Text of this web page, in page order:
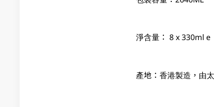
淨含量： 8 x 330ml e
產地：香港製造，由